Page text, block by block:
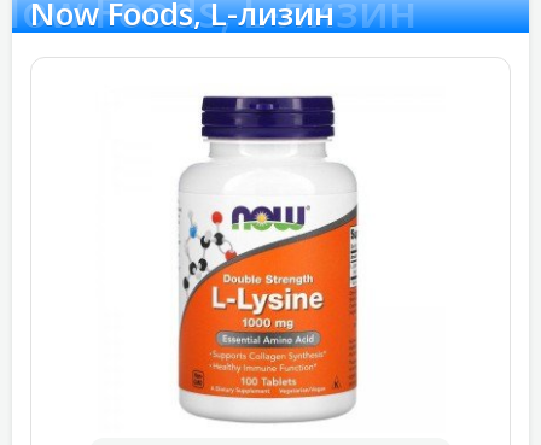
Now Foods, L-лизин